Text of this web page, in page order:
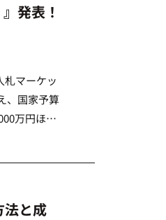
発表！
札マーケッ
、国家予算
万円ほど
法と成